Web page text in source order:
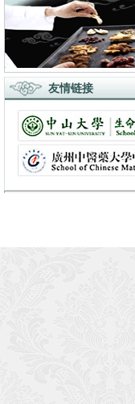
友情链接